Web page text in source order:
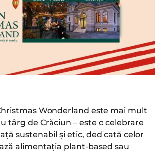
Wonderland este mai mult
târg de Crăciun – este o celebrare
sustenabil și etic, dedicată celor
alimentația plant-based sau